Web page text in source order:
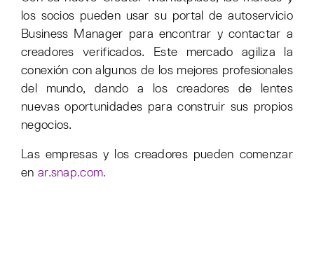
los socios pueden usar su portal de autoservicio
Business Manager para encontrar y contactar a
creadores verificados. Este mercado agiliza la
conexión con algunos de los mejores profesionales
del mundo, dando a los creadores de lentes
nuevas oportunidades para construir sus propios
negocios.
Las empresas y los creadores pueden comenzar
en ar.snap.com.